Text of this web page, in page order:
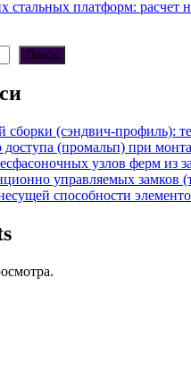
стальных платформ: расчет
Поиск
сборки (сэндвич-профиль):
(промальп) при
узлов ферм
управляемых замков
способности